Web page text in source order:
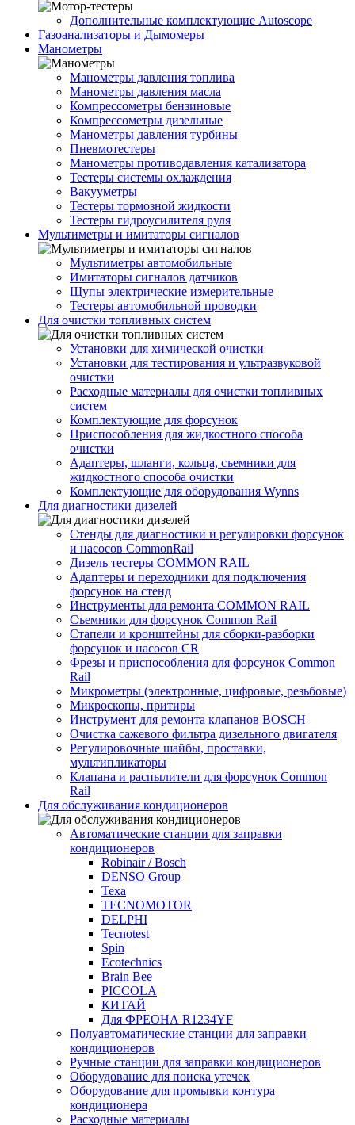
Дополнительные комплектующие Autoscope
Газоанализаторы и Дымомеры
Манометры
Манометры давления топлива
Манометры давления масла
Компрессометры бензиновые
Компрессометры дизельные
Манометры давления турбины
Пневмотестеры
Манометры противодавления катализатора
Тестеры системы охлаждения
Вакууметры
Тестеры тормозной жидкости
Тестеры гидроусилителя руля
Мультиметры и имитаторы сигналов
Мультиметры автомобильные
Имитаторы сигналов датчиков
Щупы электрические измерительные
Тестеры автомобильной проводки
Для очистки топливных систем
Установки для химической очистки
Установки для тестирования и ультразвуковой
очистки
Расходные материалы для очистки топливных
систем
Комплектующие для форсунок
Приспособления для жидкостного способа
очистки
Адаптеры, шланги, кольца, съемники для
жидкостного способа очистки
Комплектующие для оборудования Wynns
Для диагностики дизелей
Стенды для диагностики и регулировки форсунок
и насосов CommonRail
Дизель тестеры COMMON RAIL
Адаптеры и переходники для подключения
форсунок на стенд
Инструменты для ремонта COMMON RAIL
Съемники для форсунок Common Rail
Стапели и кронштейны для сборки-разборки
форсунок и насосов CR
Фрезы и приспособления для форсунок Common
Rail
Микрометры (электронные, цифровые, резьбовые)
Микроскопы, притиры
Инструмент для ремонта клапанов BOSCH
Очистка сажевого фильтра дизельного двигателя
Регулировочные шайбы, проставки,
мультипликаторы
Клапана и распылители для форсунок Common
Rаil
Для обслуживания кондиционеров
Автоматические станции для заправки
кондиционеров
Robinair / Bosch
DENSO Group
Texa
TECNOMOTOR
DELPHI
Tecnotest
Spin
Ecotechnics
Brain Bee
PICCOLA
КИТАЙ
Для ФРЕОНА R1234YF
Полуавтоматические станции для заправки
кондиционеров
Ручные станции для заправки кондиционеров
Оборудование для поиска утечек
Оборудование для промывки контура
кондиционера
Расходные материалы